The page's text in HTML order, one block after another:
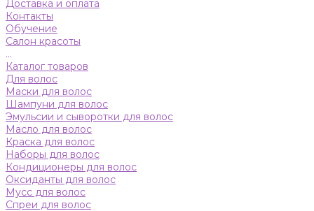
Доставка и оплата
Контакты
Обучение
Салон красоты
...
Каталог товаров
Для волос
Маски для волос
Шампуни для волос
Эмульсии и сыворотки для волос
Масло для волос
Краска для волос
Наборы для волос
Кондиционеры для волос
Оксиданты для волос
Мусс для волос
Спреи для волос